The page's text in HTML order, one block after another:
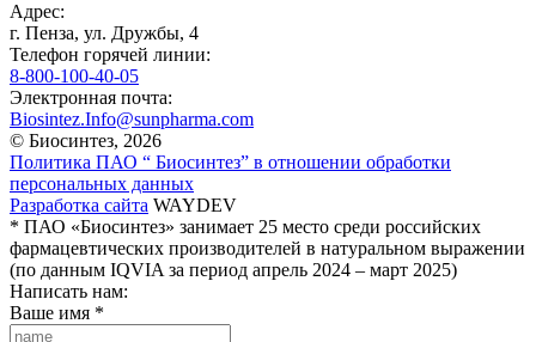
Адрес:
г. Пенза, ул. Дружбы, 4
Телефон горячей линии:
8-800-100-40-05
Электронная почта:
Biosintez.Info@sunpharma.com
© Биосинтез, 2026
Политика ПАО “ Биосинтез” в отношении обработки
персональных данных
Разработка сайта WAYDEV
* ПАО «Биосинтез» занимает 25 место среди российских
фармацевтических производителей в натуральном выражении
(по данным IQVIA за период апрель 2024 – март 2025)
Написать нам:
Ваше имя *